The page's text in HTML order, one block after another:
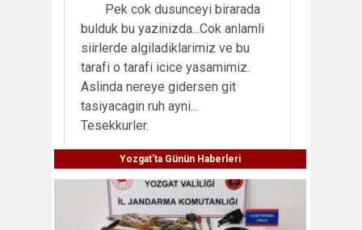
Pek cok dusunceyi birarada
bulduk bu yazinizda...Cok anlamli
siirlerde algiladiklarimiz ve bu
tarafi o tarafi icice yasamimiz.
Aslinda nereye gidersen git
tasiyacagin ruh ayni...
Tesekkurler.
Yozgat'ta Günün Haberleri